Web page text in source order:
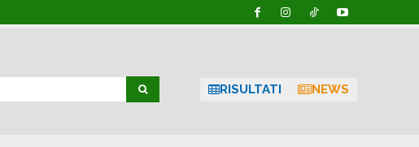
RISULTATI NEWS